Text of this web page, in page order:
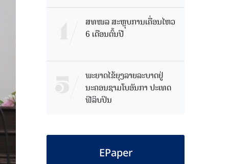
ສທໜລ ສະຫຼຸບການເຄື່ອນໄຫວ
6 ເດືອນຕົ້ນປີ
ພະຍາດໄຂ້ຍຸງລາຍລະບາດຢູ່
ນະຄອນຊາມໂບ​ອັນກາ ປະເທດ
ຟີລິບປິນ
EPaper